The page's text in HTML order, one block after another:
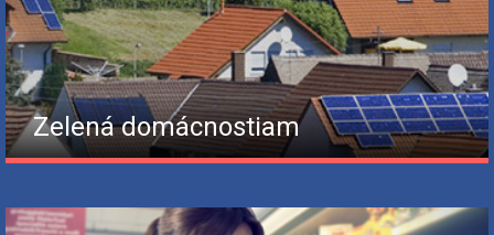
Zelená domácnostiam